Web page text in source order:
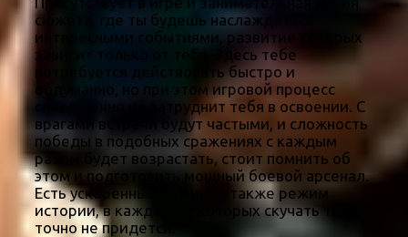
сюжета, где ты будешь наслаждаться
интересными событиями, развитие которых
зависит только от тебя. Здесь тебе
потребуется действовать быстро и
обдуманно, но при этом игровой процесс
совершенно не затруднит тебя в освоении. С
врагами встречи будут частыми, и сложность
победы в подобных сражениях с каждым
разом будет возрастать, стоит помнить об
этом и подготовить мощный боевой арсенал.
Есть ускоренный режим, а также режим
истории, в каждом из которых скучать тебе
точно не придется.